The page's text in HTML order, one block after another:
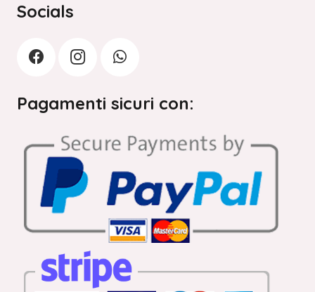
Socials
Pagamenti sicuri con: